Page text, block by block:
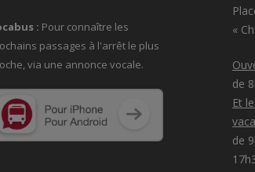
: Pour connaître les
passages à l'arrêt le plus
via une annonce vocale.
«
de
Et
de